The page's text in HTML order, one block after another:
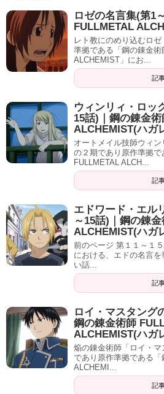
ロゼの名言集(第1
FULLMETAL
レト教にのめり込むロ
準拠である「鋼の錬金術
ALCHEMIST」にお...
記
ウィンリィ・ロッ
15話)｜鋼の錬金
ALCHEMIST(ハガ
オートメイル技師ウィ
の２期であり原作準拠
FULLMETAL ALCH...
記
エドワード・エル
～15話)｜鋼の錬
ALCHEMIST(ハガ
前のページ 第１１～１
における、エドの名言
い話...
記
ロイ・マスタング
鋼の錬金術師
ALCHEMIST(ハガ
焔の錬金術師「ロイ・
であり原作準拠である
ALCHEMI...
記